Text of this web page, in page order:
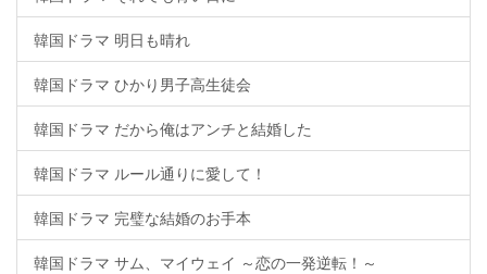
韓国ドラマ 明日も晴れ
韓国ドラマ ひかり男子高生徒会
韓国ドラマ だから俺はアンチと結婚した
韓国ドラマ ルール通りに愛して！
韓国ドラマ 完璧な結婚のお手本
韓国ドラマ サム、マイウェイ ～恋の一発逆転！～